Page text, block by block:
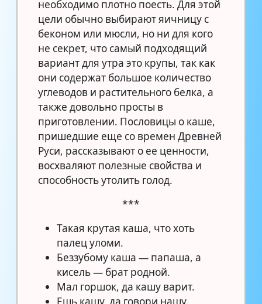
необходимо плотно поесть. Для этой
цели обычно выбирают яичницу с
беконом или мюсли, но ни для кого
не секрет, что самый подходящий
вариант для утра это крупы, так как
они содержат большое количество
углеводов и растительного белка, а
также довольно просты в
приготовлении. Пословицы о каше,
пришедшие еще со времен Древней
Руси, рассказывают о ее ценности,
восхваляют полезные свойства и
способность утолить голод.
***
Такая крутая каша, что хоть
палец уломи.
Беззубому каша — папаша, а
кисель — брат родной.
Мал горшок, да кашу варит.